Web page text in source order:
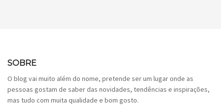
SOBRE
O blog vai muito além do nome, pretende ser um lugar onde as
pessoas gostam de saber das novidades, tendências e inspirações,
mas tudo com muita qualidade e bom gosto.